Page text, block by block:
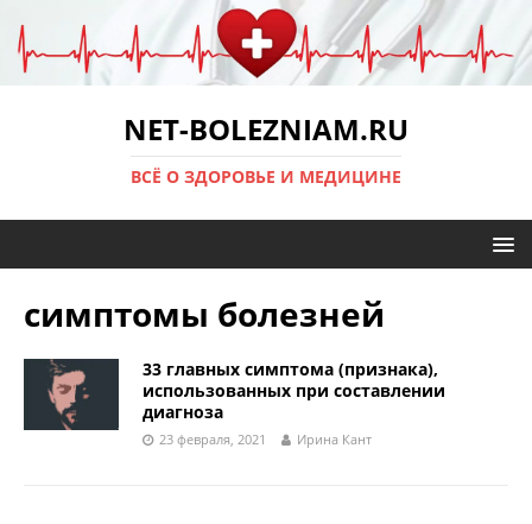
NET-BOLEZNIAM.RU
ВСЁ О ЗДОРОВЬЕ И МЕДИЦИНЕ
симптомы болезней
33 главных симптома (признака),
использованных при составлении
диагноза
23 февраля, 2021 Ирина Кант